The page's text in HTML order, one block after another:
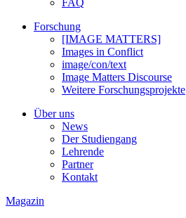
FAQ
Forschung
[IMAGE MATTERS]
Images in Conflict
image/con/text
Image Matters Discourse
Weitere Forschungsprojekte
Über uns
News
Der Studiengang
Lehrende
Partner
Kontakt
Magazin